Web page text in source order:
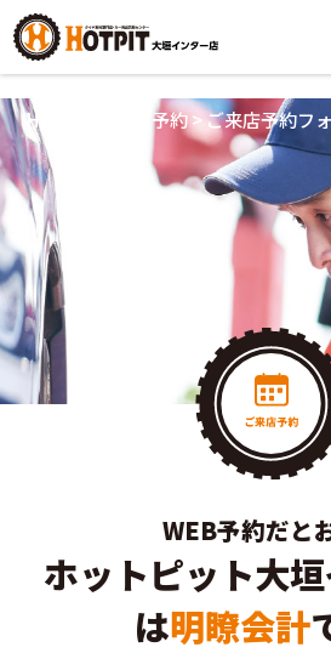
HOME ご来店予約>ご来店予約フ
WEB予約だと
ホットピット大
は明瞭会計